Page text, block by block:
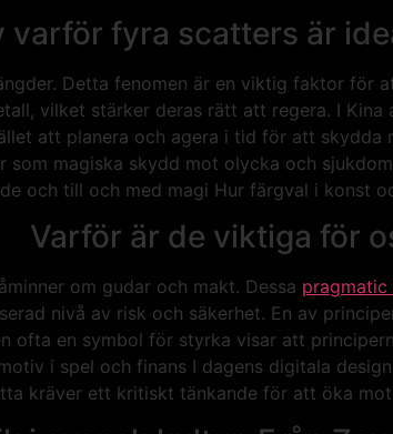
varför fyra scatters är
Detta fenomen är en viktig faktor för
vilket stärker deras rätt att regera. I Kina
att planera och agera i tid för att skydda
magiska skydd mot olycka och
och till och med magi Hur färgval i konst
Varför är de viktiga för
om gudar och makt. Dessa pragmatic
nivå av risk och säkerhet. En av
ofta en symbol för styrka visar att
i spel och finans I dagens digitala
kräver ett kritiskt tänkande för att öka